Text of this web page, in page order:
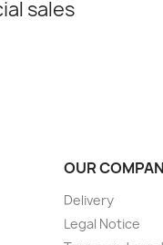
sales
OUR
Delivery
Legal Notice